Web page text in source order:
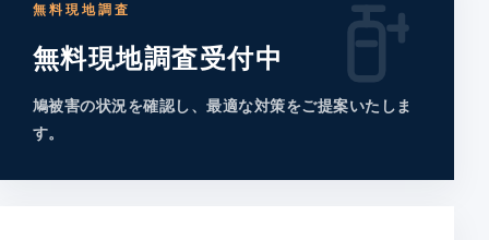
無料現地調査
無料現地調査受付中
鳩被害の状況を確認し、最適な対策をご提案いたしま
す。